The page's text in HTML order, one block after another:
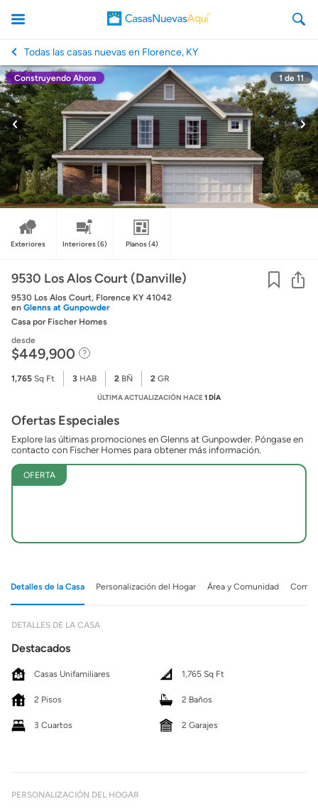
CasasNuevasAqui
Todas las casas nuevas en Florence, KY
Construyendo Ahora 1 de 11
Exteriores Interiores(6) Planos(4)
9530 Los Alos Court (Danville)
9530 Los Alos Court, Florence KY 41042
en Glenns at Gunpowder
Casa por Fischer Homes
desde
$449,900
1,765 Sq Ft 3 HAB 2 BÑ 2 GR
ÚLTIMA ACTUALIZACIÓN HACE1 DÍA
Ofertas Especiales
Explore las últimas promociones en Glenns at Gunpowder. Póngase en
contacto con Fischer Homes para obtener más información.
OFERTA
Detalles de la Casa Personalización del Hogar Área y Comunidad
DETALLES DE LA CASA
Destacados
Casas Unifamiliares 1,765 Sq Ft
2 Pisos 2 Baños
3 Cuartos 2 Garajes
PERSONALIZACIÓN DEL HOGAR